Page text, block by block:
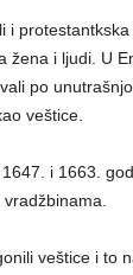
i
žena i ljudi. U
po
veštice.
i 1663.
veštice i to